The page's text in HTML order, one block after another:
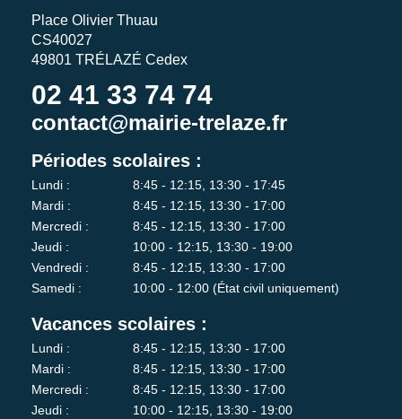
Place Olivier Thuau
CS40027
49801 TRÉLAZÉ Cedex
02 41 33 74 74
contact@mairie-trelaze.fr
Périodes scolaires :
Lundi :
8:45 - 12:15, 13:30 - 17:45
Mardi :
8:45 - 12:15, 13:30 - 17:00
Mercredi :
8:45 - 12:15, 13:30 - 17:00
Jeudi :
10:00 - 12:15, 13:30 - 19:00
Vendredi :
8:45 - 12:15, 13:30 - 17:00
Samedi :
10:00 - 12:00 (État civil uniquement)
Vacances scolaires :
Lundi :
8:45 - 12:15, 13:30 - 17:00
Mardi :
8:45 - 12:15, 13:30 - 17:00
Mercredi :
8:45 - 12:15, 13:30 - 17:00
Jeudi :
10:00 - 12:15, 13:30 - 19:00